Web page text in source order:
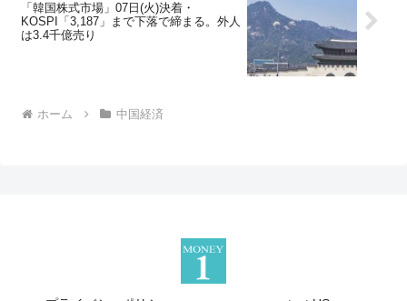
「韓国株式市場」07日(火)決着・
KOSPI「3,187」まで下落で締まる。外人
は3.4千億売り
ホーム 中国経済